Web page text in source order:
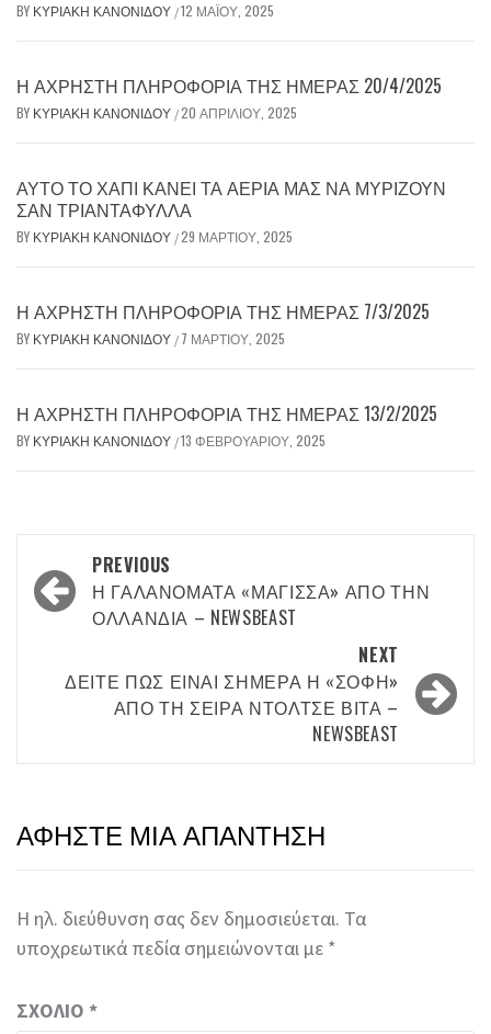
BY ΚΥΡΙΑΚΉ ΚΑΝΟΝΊΔΟΥ /12 ΜΑΪ́ΟΥ, 2025
Η ΆΧΡΗΣΤΗ ΠΛΗΡΟΦΟΡΊΑ ΤΗΣ ΗΜΈΡΑΣ 20/4/2025
BY ΚΥΡΙΑΚΉ ΚΑΝΟΝΊΔΟΥ /20 ΑΠΡΙΛΊΟΥ, 2025
ΑΥΤΌ ΤΟ ΧΆΠΙ ΚΆΝΕΙ ΤΑ ΑΈΡΙΆ ΜΑΣ ΝΑ ΜΥΡΊΖΟΥΝ
ΣΑΝ ΤΡΙΑΝΤΆΦΥΛΛΑ
BY ΚΥΡΙΑΚΉ ΚΑΝΟΝΊΔΟΥ /29 ΜΑΡΤΊΟΥ, 2025
Η ΆΧΡΗΣΤΗ ΠΛΗΡΟΦΟΡΊΑ ΤΗΣ ΗΜΈΡΑΣ 7/3/2025
BY ΚΥΡΙΑΚΉ ΚΑΝΟΝΊΔΟΥ / 7 ΜΑΡΤΊΟΥ, 2025
Η ΆΧΡΗΣΤΗ ΠΛΗΡΟΦΟΡΊΑ ΤΗΣ ΗΜΈΡΑΣ 13/2/2025
BY ΚΥΡΙΑΚΉ ΚΑΝΟΝΊΔΟΥ /13 ΦΕΒΡΟΥΑΡΊΟΥ, 2025
Post
navigation
PREVIOUS
Η ΓΑΛΑΝΟΜΆΤΑ «ΜΆΓΙΣΣΑ» ΑΠΌ ΤΗΝ
ΟΛΛΑΝΔΊΑ – NEWSBEAST
NEXT
ΔΕΊΤΕ ΠΏΣ ΕΊΝΑΙ ΣΉΜΕΡΑ Η «ΣΌΦΗ»
ΑΠΌ ΤΗ ΣΕΙΡΆ ΝΤΌΛΤΣΕ ΒΊΤΑ –
NEWSBEAST
ΑΦΉΣΤΕ ΜΙΑ ΑΠΆΝΤΗΣΗ
Η ηλ. διεύθυνση σας δεν δημοσιεύεται. Τα
υποχρεωτικά πεδία σημειώνονται με *
ΣΧΌΛΙΟ *